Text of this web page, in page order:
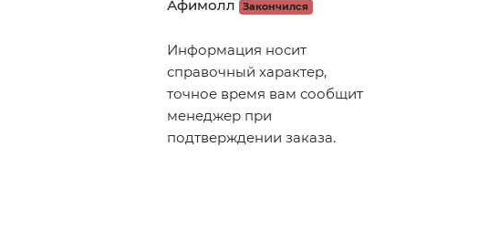
Афимолл Закончился
Информация носит
справочный характер,
точное время вам сообщит
менеджер при
подтверждении заказа.